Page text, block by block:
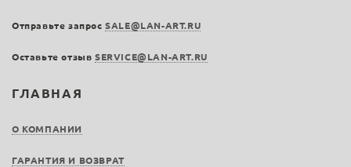
ГЛАВНАЯ
О КОМПАНИИ
ГАРАНТИЯ И ВОЗВРАТ
Отправьте запросSALE@LAN-ART.RU
Оставьте отзыв SERVICE@LAN-ART.RU